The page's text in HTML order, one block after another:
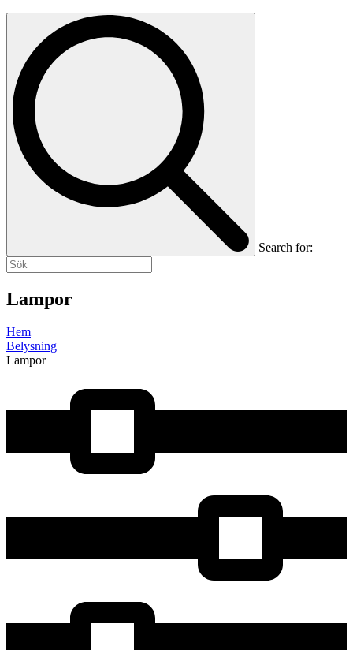
Search for:
Lampor
Hem
Belysning
Lampor